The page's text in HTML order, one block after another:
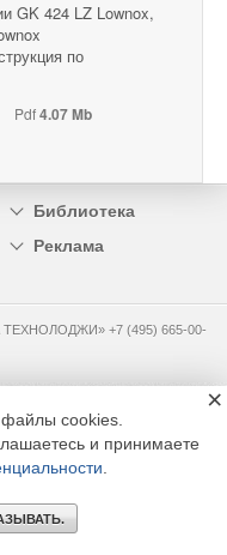
GK 424 LZ Lownox,
по
Pdf4.07 Mb
Библиотека
Реклама
ТЕХНОЛОДЖИ» +7 (495) 665-00-
файлы cookies.
и принимаете
×